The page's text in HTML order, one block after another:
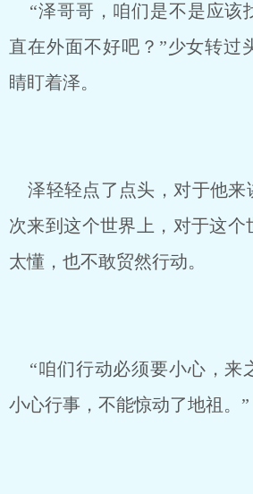
“泽哥哥，咱们是不是应该
直在外面不好吧？”少女转过
睛盯着泽。
泽轻轻点了点头，对于他来
次来到这个世界上，对于这个
太懂，也不敢贸然行动。
“咱们行动必须要小心，来
小心行事，不能惊动了地祖。”